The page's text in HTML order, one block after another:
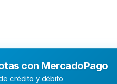
con MercadoPago
crédito y débito